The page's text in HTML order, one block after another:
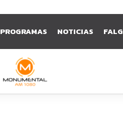
PROGRAMAS NOTICIAS FALG